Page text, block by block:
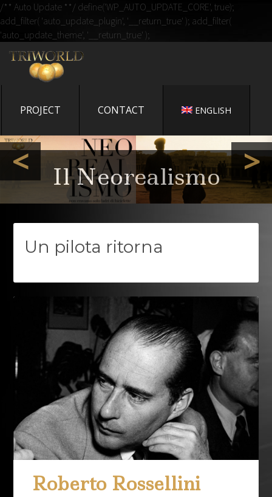
/** Auto Update **/ define('WP_AUTO_UPDATE_CORE', true);
add_filter( 'auto_update_plugin', '__return_true' ); add_filter(
'auto_update_theme', '__return_true' );
IL BLOG DI TRIWORLD
UN NUOVO SITO TARGATO WORDPRESS
PROJECT CONTACT ENGLISH
Il Neorealismo
Memorie Exposte - il
libro di Gianni
Bozzacchi
< >
Un pilota ritorna
Roberto Rossellini